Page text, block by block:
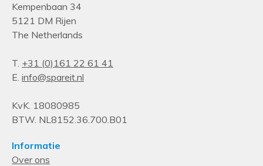
Kempenbaan 34
5121 DM Rijen
The Netherlands
T. +31 (0)161 22 61 41
E. info@spareit.nl
KvK. 18080985
BTW. NL8152.36.700.B01
Informatie
Over ons